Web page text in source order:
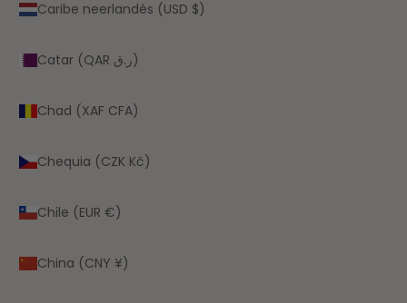
Caribe neerlandés (USD $)
Catar (QAR ر.ق)
Chad (XAF CFA)
Chequia (CZK Kč)
Chile (EUR €)
China (CNY ¥)